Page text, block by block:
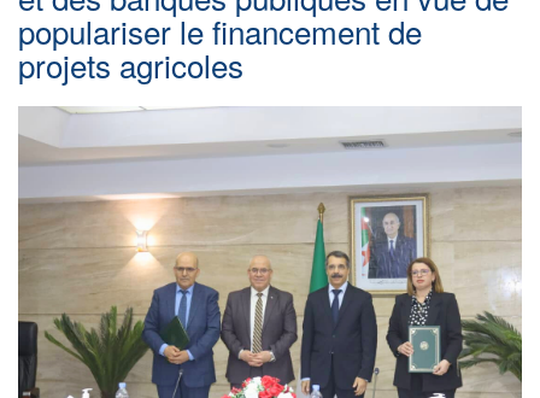
populariser le financement de
projets agricoles